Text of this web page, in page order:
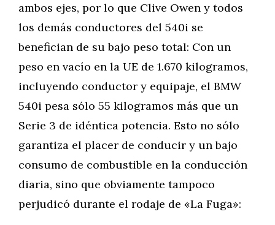
ambos ejes, por lo que Clive Owen y todos
los demás conductores del 540i se
benefician de su bajo peso total: Con un
peso en vacío en la UE de 1.670 kilogramos,
incluyendo conductor y equipaje, el BMW
540i pesa sólo 55 kilogramos más que un
Serie 3 de idéntica potencia. Esto no sólo
garantiza el placer de conducir y un bajo
consumo de combustible en la conducción
diaria, sino que obviamente tampoco
perjudicó durante el rodaje de «La Fuga»: